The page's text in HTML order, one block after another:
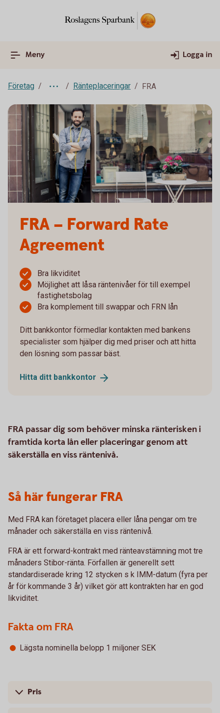
Meny Logga in
Företag Ränteplaceringar FRA
FRA – Forward Rate
Agreement
Bra likviditet
Möjlighet att låsa räntenivåer för till exempel
fastighetsbolag
Bra komplement till swappar och FRN lån
Ditt bankkontor förmedlar kontakten med bankens
specialister som hjälper dig med priser och att hitta
den lösning som passar bäst.
Hitta ditt bankkontor
FRA passar dig som behöver minska ränterisken i
framtida korta lån eller placeringar genom att
säkerställa en viss räntenivå.
Så här fungerar FRA
Med FRA kan företaget placera eller låna pengar om tre
månader och säkerställa en viss räntenivå.
FRA är ett forward-kontrakt med ränteavstämning mot tre
månaders Stibor-ränta. Förfallen är generellt sett
standardiserade kring 12 stycken s k IMM-datum (fyra per
år för kommande 3 år) vilket gör att kontrakten har en god
likviditet.
Fakta om FRA
Lägsta nominella belopp 1 miljoner SEK
Pris